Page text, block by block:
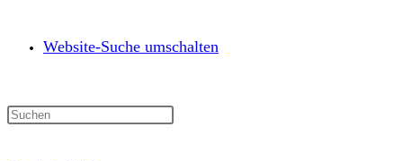
Website-Suche umschalten